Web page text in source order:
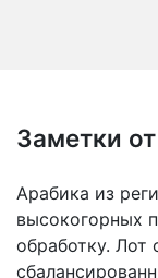
Заметки
Арабика из
высокогорных
обработку. Лот